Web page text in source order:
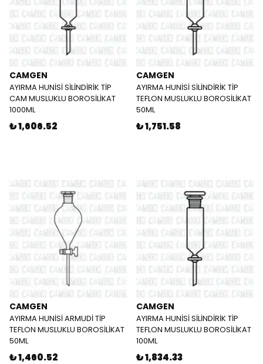
CAMGEN
AYIRMA HUNİSİ SİLİNDİRİK TİP
CAM MUSLUKLU BOROSİLİKAT
1000ML
₺ 1,606.52
CAMGEN
AYIRMA HUNİSİ SİLİNDİRİK TİP
TEFLON MUSLUKLU BOROSİLİKAT
50ML
₺ 1,751.58
CAMGEN
AYIRMA HUNİSİ ARMUDİ TİP
TEFLON MUSLUKLU BOROSİLİKAT
50ML
₺ 1,460.52
CAMGEN
AYIRMA HUNİSİ SİLİNDİRİK TİP
TEFLON MUSLUKLU BOROSİLİKAT
100ML
₺ 1,834.33